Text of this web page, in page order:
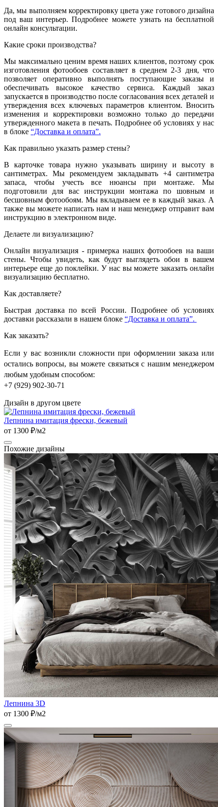
Да, мы выполняем корректировку цвета уже готового дизайна
под ваш интерьер. Подробнее можете узнать на бесплатной
онлайн консультации.
Какие сроки производства?
Мы максимально ценим время наших клиентов, поэтому срок
изготовления фотообоев составляет в среднем 2-3 дня, что
позволяет оперативно выполнять поступающие заказы и
обеспечивать высокое качество сервиса. Каждый заказ
запускается в производство после согласования всех деталей и
утверждения всех ключевых параметров клиентом. Вносить
изменения и корректировки возможно только до передачи
утвержденного макета в печать. Подробнее об условиях у нас
в блоке “Доставка и оплата”.
Как правильно указать размер стены?
В карточке товара нужно указывать ширину и высоту в
сантиметрах. Мы рекомендуем закладывать +4 сантиметра
запаса, чтобы учесть все нюансы при монтаже. Мы
подготовили для вас инструкции монтажа по шовным и
бесшовным фотообоям. Мы вкладываем ее в каждый заказ. А
также вы можете написать нам и наш менеджер отправит вам
инструкцию в электронном виде.
Делаете ли визуализацию?
Онлайн визуализация - примерка наших фотообоев на ваши
стены. Чтобы увидеть, как будут выглядеть обои в вашем
интерьере еще до поклейки. У нас вы можете заказать онлайн
визуализацию бесплатно.
Как доставляете?
Быстрая доставка по всей России. Подробнее об условиях
доставки рассказали в нашем блоке “Доставка и оплата”.
Как заказать?
Если у вас возникли сложности при оформлении заказа или
остались вопросы, вы можете связаться с нашим менеджером
любым удобным способом:
+7 (929) 902-30-71
Дизайн в другом цвете
Лепнина имитация фрески, бежевый
от 1300 ₽/м2
Похожие дизайны
Лепнина 3D
от 1300 ₽/м2